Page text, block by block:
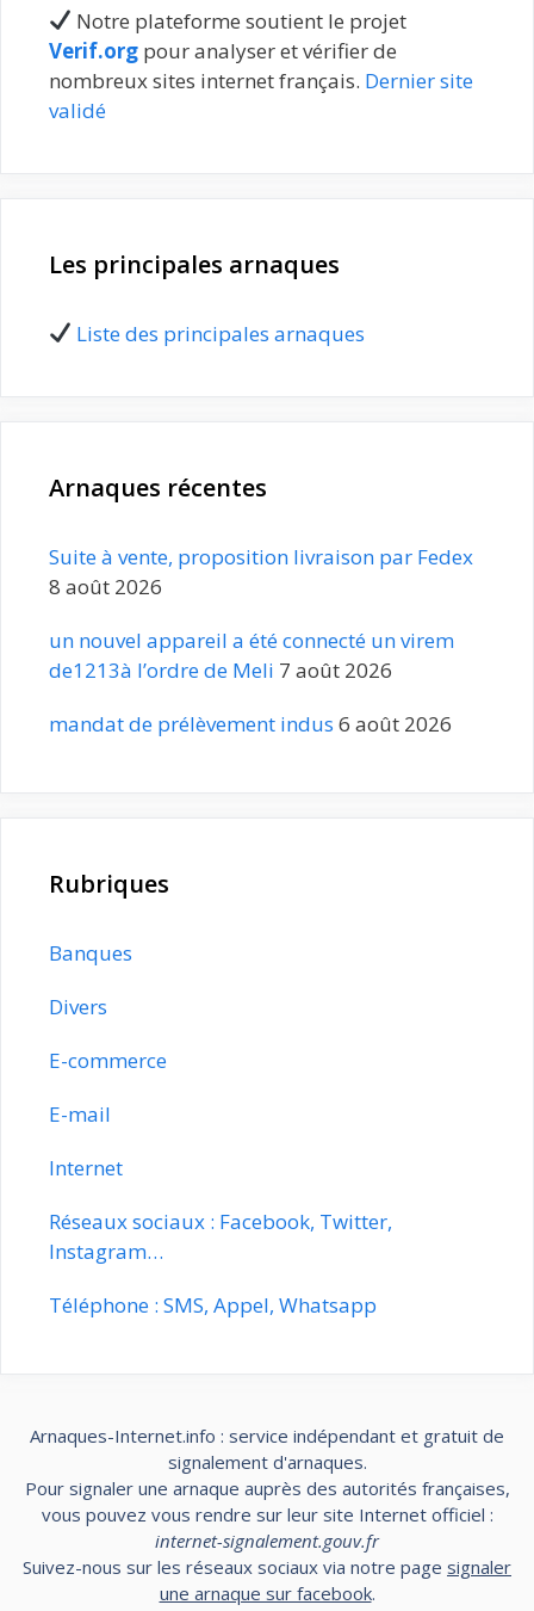
Notre plateforme soutient le projet
Verif.org pour analyser et vérifier de
nombreux sites internet français. Dernier site
validé
Les principales arnaques
Liste des principales arnaques
Arnaques récentes
Suite à vente, proposition livraison par Fedex
8 août 2026
un nouvel appareil a été connecté un virem
de1213à l’ordre de Meli 7 août 2026
mandat de prélèvement indus 6 août 2026
Rubriques
Banques
Divers
E-commerce
E-mail
Internet
Réseaux sociaux : Facebook, Twitter,
Instagram…
Téléphone : SMS, Appel, Whatsapp
Arnaques-Internet.info : service indépendant et gratuit de
signalement d'arnaques.
Pour signaler une arnaque auprès des autorités françaises,
vous pouvez vous rendre sur leur site Internet officiel :
internet-signalement.gouv.fr
Suivez-nous sur les réseaux sociaux via notre page signaler
une arnaque sur facebook.